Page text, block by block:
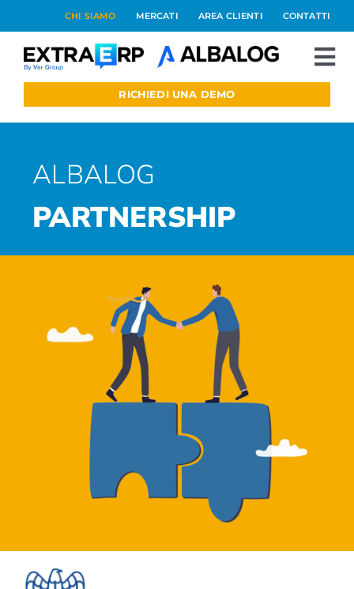
al
contenuto
CHI SIAMO MERCATI AREA CLIENTI CONTATTI
Extraerp Aree
Preventivo online
RICHIEDI UNA DEMO
ALBALOG
PARTNERSHIP